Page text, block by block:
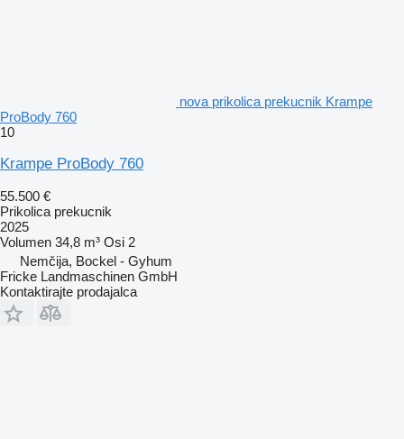
nova prikolica prekucnik Krampe
ProBody 760
10
Krampe ProBody 760
55.500 €
Prikolica prekucnik
2025
Volumen 34,8 m³ Osi 2
Nemčija, Bockel - Gyhum
Fricke Landmaschinen GmbH
Kontaktirajte prodajalca